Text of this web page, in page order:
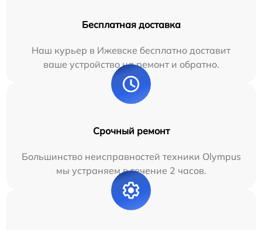
Бесплатная доставка
Наш курьер в Ижевске бесплатно доставит
ваше устройство на ремонт и обратно.
Срочный ремонт
Большинство неисправностей техники Olympus
мы устраняем в течение 2 часов.